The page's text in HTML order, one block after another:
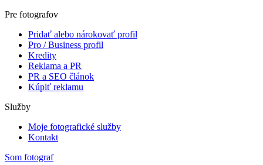
Pre fotografov
Pridať alebo nárokovať profil
Pro / Business profil
Kredity
Reklama a PR
PR a SEO článok
Kúpiť reklamu
Služby
Moje fotografické služby
Kontakt
Som fotograf